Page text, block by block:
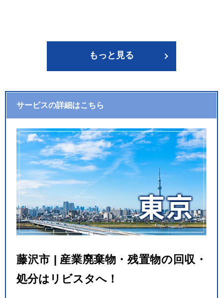
もっと見る
サービスの詳細はこちら
藤沢市 | 産業廃棄物・残置物の回収・
処分はリビスタへ！